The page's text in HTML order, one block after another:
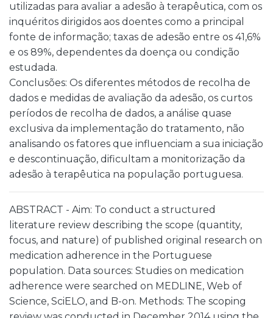
utilizadas para avaliar a adesão à terapêutica, com os
inquéritos dirigidos aos doentes como a principal
fonte de informação; taxas de adesão entre os 41,6%
e os 89%, dependentes da doença ou condição
estudada.
Conclusões: Os diferentes métodos de recolha de
dados e medidas de avaliação da adesão, os curtos
períodos de recolha de dados, a análise quase
exclusiva da implementação do tratamento, não
analisando os fatores que influenciam a sua iniciação
e descontinuação, dificultam a monitorização da
adesão à terapêutica na população portuguesa.
ABSTRACT - Aim: To conduct a structured
literature review describing the scope (quantity,
focus, and nature) of published original research on
medication adherence in the Portuguese
population. Data sources: Studies on medication
adherence were searched on MEDLINE, Web of
Science, SciELO, and B-on. Methods: The scoping